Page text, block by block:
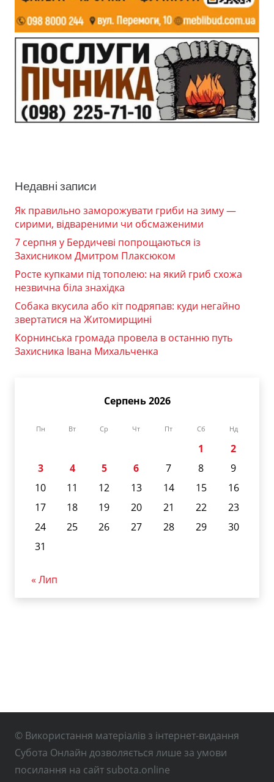
Недавні записи
Як правильно заморожувати гриби на зиму —
сирими, відвареними чи обсмаженими
7 серпня у Бердичеві попрощаються із
Захисником Дмитром Плаксюком
Росте купками під тополею: на який гриб схожа
незвична біла знахідка
Собака вкусила або кіт подряпав: куди негайно
звертатися на Житомирщині
Корнинська громада провела в останню путь
Захисника Івана Михальченка
Серпень 2026
Пн Вт Ср Чт Пт Сб Нд
1
2
3
4 5 6 7 8
9
10
11 12 13 14 15
16
17
18 19 20 21 22
23
24
25 26 27 28 29
30
31
« Лип
© Використання матеріалів з інтернет-видання
Субота Онлайн дозволяється лише за умови
посилання на сайт subota.online